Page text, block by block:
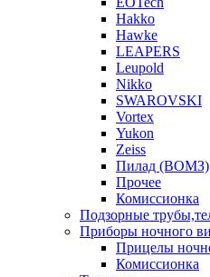
Hakko
Hawke
LEAPERS
Leupold
Nikko
SWAROVSKI
Vortex
Yukon
Zeiss
Пилад (ВОМЗ)
Прочее
Комиссионка
Подзорные
Приборы ночного
Прицелы
Комиссионка